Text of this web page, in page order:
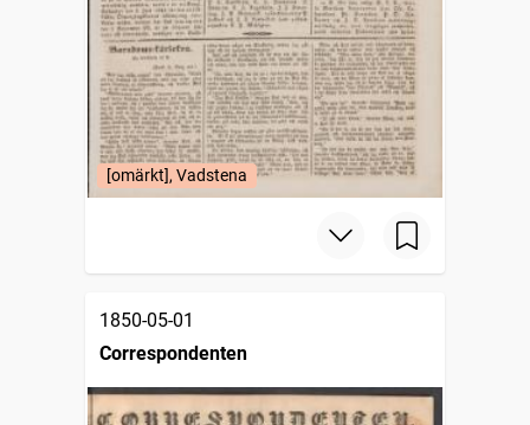
[omärkt], Vadstena
1850-05-01
Correspondenten